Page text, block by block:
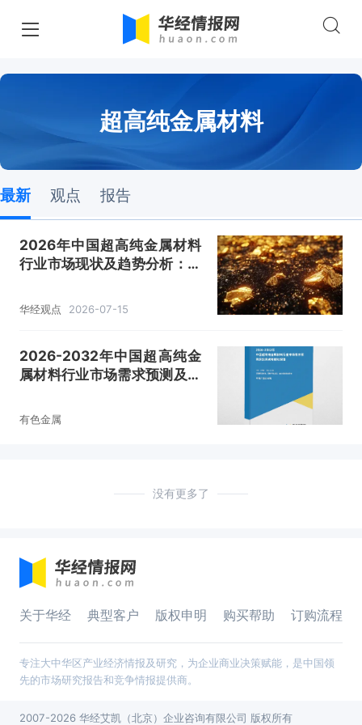
超高纯金属材料
最新 观点 报告
2026年中国超高纯金属材料
行业市场现状及趋势分析：应
步延展「图」
华经观点 2026-07-15
2026-2032年中国超高纯金
属材料行业市场需求预测及投
有色金属
没有更多了
关于华经 典型客户 版权申明 购买帮助 订购流程
专注大中华区产业经济情报及研究，为企业商业决策赋能，是中国领
先的市场研究报告和竞争情报提供商。
2007-2026 华经艾凯（北京）企业咨询有限公司 版权所有